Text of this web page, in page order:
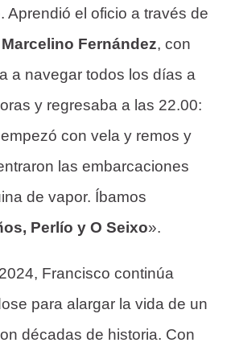
Aprendió el oficio a través de
Marcelino Fernández, con
a navegar todos los días a
y regresaba a las 22.00:
con vela y remos y
las embarcaciones
de vapor. Íbamos
Perlío y O Seixo».
Francisco continúa
para alargar la vida de un
décadas de historia. Con